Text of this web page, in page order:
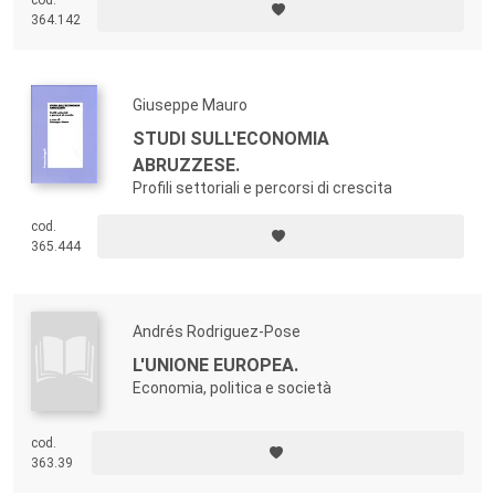
problematiche all’interno di un percorso di ricerca unitario con obiettivo
la convergenza economica. Il volume presenta saggi che affrontano
capitale umano, al rapporto tra economie assistite e cicli economici,
alle disparità nazionali e regionali nei PECO, alla migrazione e agli
squilibri territoriali nelle aree del Mezzogiorno d’Europa.
364.142
Giuseppe Mauro
STUDI SULL'ECONOMIA
ABRUZZESE.
Profili settoriali e percorsi di crescita
cod.
365.444
Andrés Rodriguez-Pose
L'UNIONE EUROPEA.
Economia, politica e società
cod.
363.39